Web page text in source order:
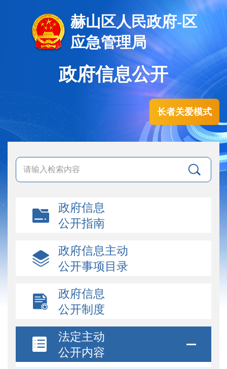
赫山区人民政府-区
应急管理局
政府信息公开
长者关爱模式
政府信息
公开指南
政府信息主动
公开事项目录
政府信息
公开制度
法定主动
公开内容